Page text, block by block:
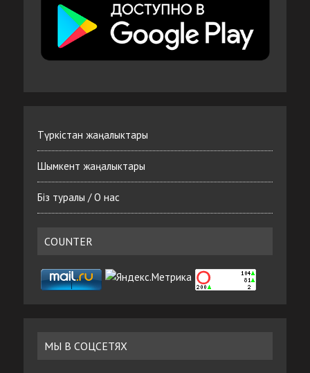
Түркістан жаңалыктары
Шымкент жаңалыктары
Біз туралы / О нас
COUNTER
МЫ В СОЦСЕТЯХ